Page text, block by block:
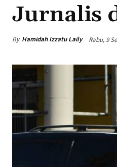
Jurnalis
By Hamidah Izzatu Laily Rabu, 9